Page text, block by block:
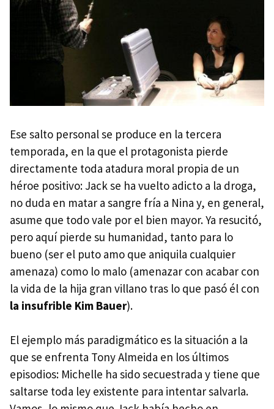
Ese salto personal se produce en la tercera
temporada, en la que el protagonista pierde
directamente toda atadura moral propia de un
héroe positivo: Jack se ha vuelto adicto a la droga,
no duda en matar a sangre fría a Nina y, en general,
asume que todo vale por el bien mayor. Ya resucitó,
pero aquí pierde su humanidad, tanto para lo
bueno (ser el puto amo que aniquila cualquier
amenaza) como lo malo (amenazar con acabar con
la vida de la hija gran villano tras lo que pasó él con
la insufrible Kim Bauer).
El ejemplo más paradigmático es la situación a la
que se enfrenta Tony Almeida en los últimos
episodios: Michelle ha sido secuestrada y tiene que
saltarse toda ley existente para intentar salvarla.